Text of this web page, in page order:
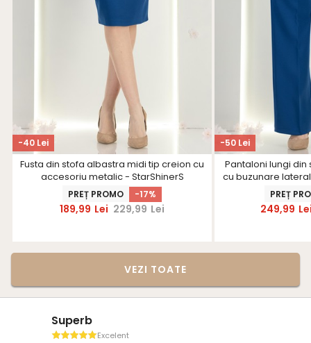
-40 Lei
Fusta din stofa albastra midi tip creion cu
accesoriu metalic - StarShinerS
PREȚ PROMO -17%
189,99 Lei 229,99 Lei
-50 Lei
Pantaloni lungi
cu buzunare
-
PREȚ
249,99
VEZI TOATE
Superb
Excelent